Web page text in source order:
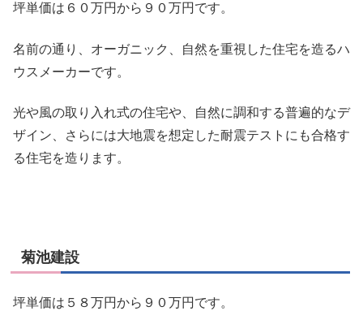
坪単価は６０万円から９０万円です。
名前の通り、オーガニック、自然を重視した住宅を造るハ
ウスメーカーです。
光や風の取り入れ式の住宅や、
自然に調和する普遍的なデ
ザイン 、さらには大地震を想定した耐震テストにも合格す
る住宅を造ります。
菊池建設
坪単価は５８万円から９０万円です。